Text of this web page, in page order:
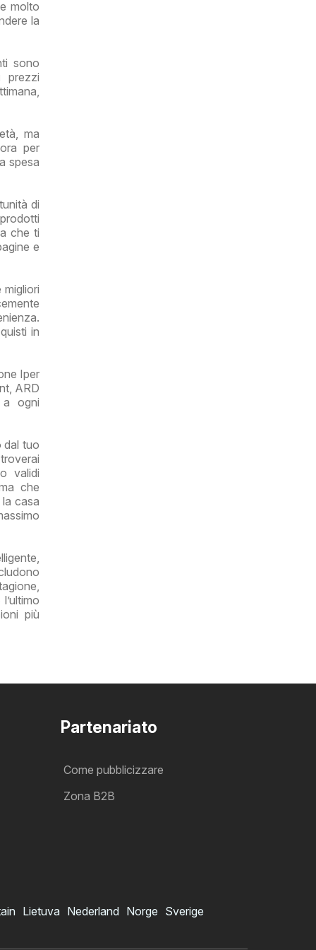
molto
la
sono
prezzi
ma
per
spesa
di
che ti
e
in
Iper
ARD
a ogni
dal tuo
validi
che
casa
più
Partenariato
Come pubblicizzare
Zona B2B
Lietuva Nederland Norge Sverige